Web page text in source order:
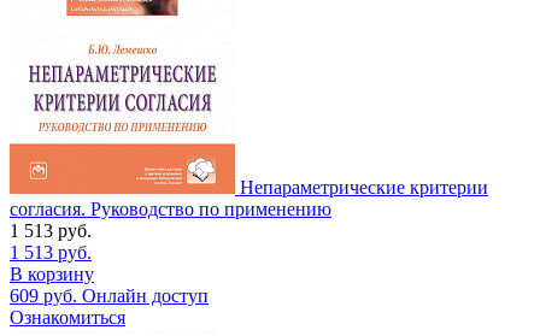
Непараметрические критерии
согласия. Руководство по применению
1 513 руб.
1 513 руб.
В корзину
609 руб. Онлайн доступ
Ознакомиться